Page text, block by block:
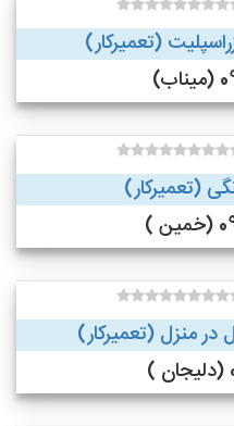
(تعمیرکار)
(تعمیرکار)
منزل (تعمیرکار)